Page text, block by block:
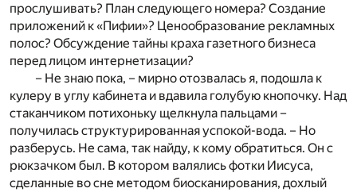
прослушивать? План следующего номера? Создание
приложений к «Пифии»? Ценообразование рекламных
полос? Обсуждение тайны краха газетного бизнеса
перед лицом интернетизации?
– Не знаю пока, – мирно отозвалась я, подошла к
кулеру в углу кабинета и вдавила голубую кнопочку. Над
стаканчиком потихоньку щелкнула пальцами –
получилась структурированная успокой-вода. – Но
разберусь. Не сама, так найду, к кому обратиться. Он с
рюкзачком был. В котором валялись фотки Иисуса,
сделанные во сне методом биосканирования, дохлый